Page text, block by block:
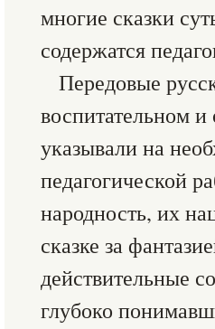
многие сказки
содержатся
Передовые
воспитательном и
указывали на
педагогической
народность, их
сказке за
действительные
глубоко